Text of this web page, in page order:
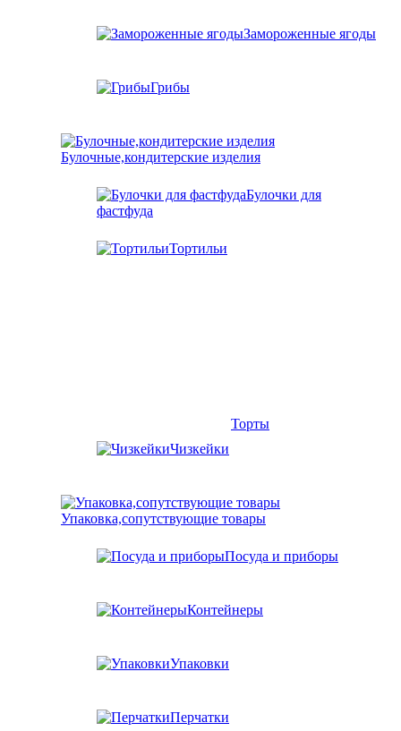
Замороженные ягоды
Грибы
Булочные,кондитерские изделия
Булочки для
фастфуда
Тортильи
Торты
Чизкейки
Упаковка,сопутствующие товары
Посуда и приборы
Контейнеры
Упаковки
Перчатки